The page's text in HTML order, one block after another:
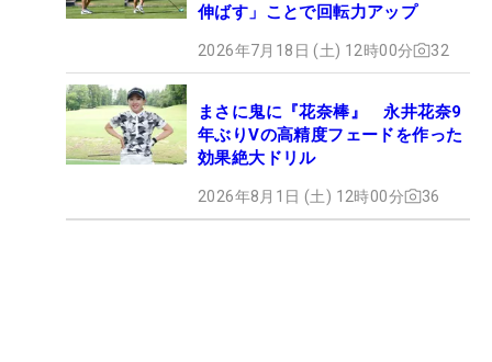
伸ばす」ことで回転力アップ
2026年7月18日 (土) 12時00分 32
まさに鬼に『花奈棒』 永井花奈9
年ぶりVの高精度フェードを作った
効果絶大ドリル
2026年8月1日 (土) 12時00分 36